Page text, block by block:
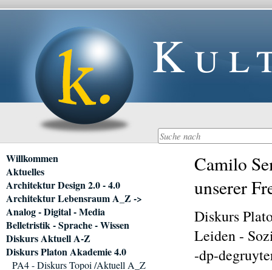
Camilo
unserer
Diskurs
Leiden -
-dp-
Navigation
überspringen
Willkommen
Aktuelles
Architektur Design 2.0 - 4.0
Architektur Lebensraum A_Z ->
Analog - Digital - Media
Belletristik - Sprache - Wissen
Diskurs Aktuell A-Z
Diskurs Platon Akademie 4.0
PA4 - Diskurs Topoi /Aktuell A_Z